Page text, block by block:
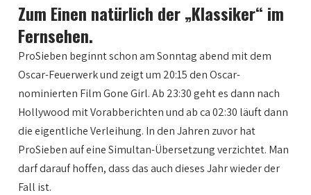
Zum Einen natürlich der „Klassiker“ im
Fernsehen.
ProSieben beginnt schon am Sonntag abend mit dem
Oscar-Feuerwerk und zeigt um 20:15 den Oscar-
nominierten Film Gone Girl. Ab 23:30 geht es dann nach
Hollywood mit Vorabberichten und ab ca 02:30 läuft dann
die eigentliche Verleihung. In den Jahren zuvor hat
ProSieben auf eine Simultan-Übersetzung verzichtet. Man
darf darauf hoffen, dass das auch dieses Jahr wieder der
Fall ist.